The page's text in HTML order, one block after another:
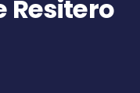
Resitero